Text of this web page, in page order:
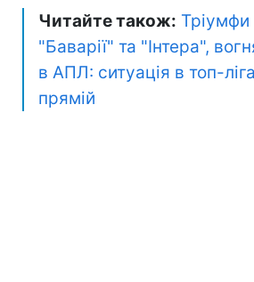
Читайте також:
"Баварії" та "Інтера",
в АПЛ: ситуація в топ-
прямій